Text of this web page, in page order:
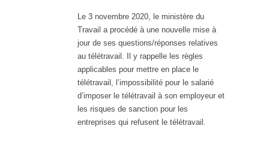
Le 3 novembre 2020, le ministère du
Travail a procédé à une nouvelle mise à
jour de ses questions/réponses relatives
au télétravail. Il y rappelle les règles
applicables pour mettre en place le
télétravail, l’impossibilité pour le salarié
d’imposer le télétravail à son employeur et
les risques de sanction pour les
entreprises qui refusent le télétravail.